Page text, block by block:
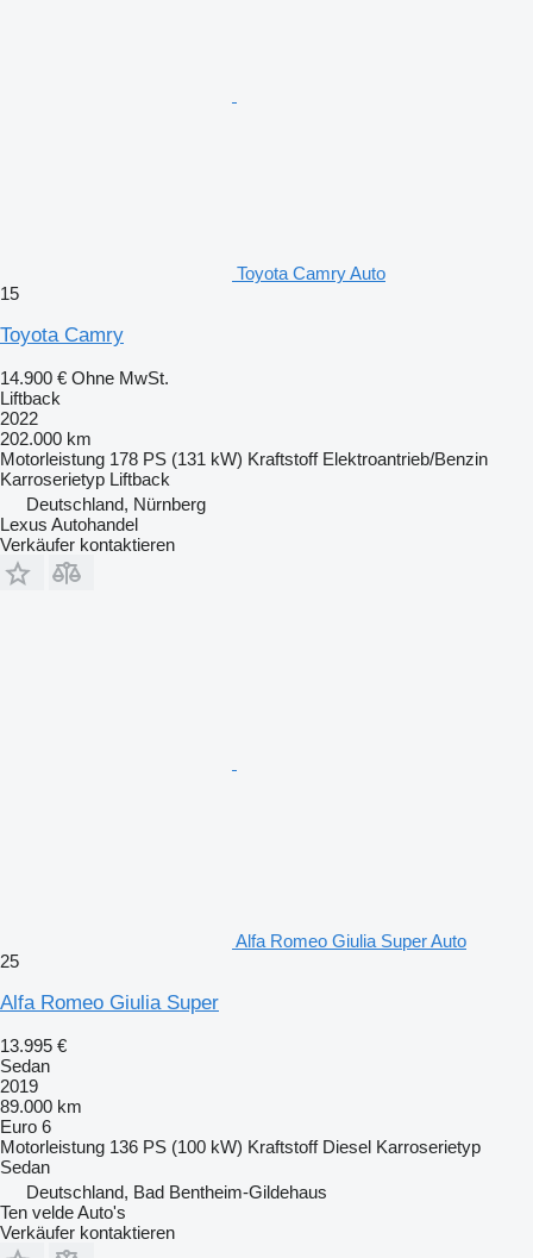
Toyota Camry Auto
15
Toyota Camry
14.900 € Ohne MwSt.
Liftback
2022
202.000 km
Motorleistung 178 PS (131 kW) Kraftstoff Elektroantrieb/Benzin
Karroserietyp Liftback
Deutschland, Nürnberg
Lexus Autohandel
Verkäufer kontaktieren
Alfa Romeo Giulia Super Auto
25
Alfa Romeo Giulia Super
13.995 €
Sedan
2019
89.000 km
Euro 6
Motorleistung 136 PS (100 kW) Kraftstoff Diesel Karroserietyp
Sedan
Deutschland, Bad Bentheim-Gildehaus
Ten velde Auto's
Verkäufer kontaktieren